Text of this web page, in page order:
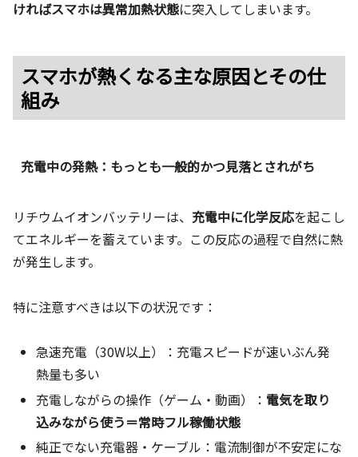
ければスマホは異常加熱状態に突入してしまいます。
スマホが熱くなる主な原因とその仕
組み
充電中の発熱：もっとも一般的かつ見落とされがち
リチウムイオンバッテリーは、 充電中に化学反応を起こし
てエネルギーを蓄えています。この反応の過程で自然に熱
が発生します。
特に注意すべきは以下の状況です：
急速充電（30W以上）：充電スピードが速いぶん発
熱量も多い
充電しながらの操作（ゲーム・動画）： 電気を取り
込みながら使う＝常時フル稼働状態
純正でない充電器・ケーブル：電流制御が不安定にな